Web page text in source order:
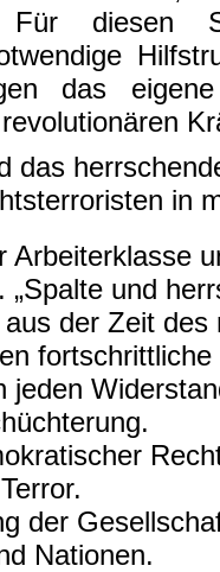
Für diesen
das
das
in
Arbeiterklasse
„Spalte und
der Zeit
jeden
der
Nationen.